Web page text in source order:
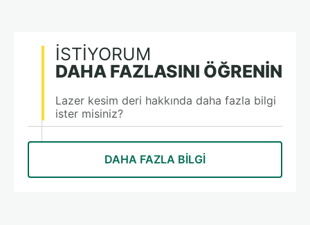
İSTIYORUM
DAHA FAZLASINI ÖĞRENIN
Lazer kesim deri hakkında daha fazla bilgi
ister misiniz?
DAHA FAZLA BILGI